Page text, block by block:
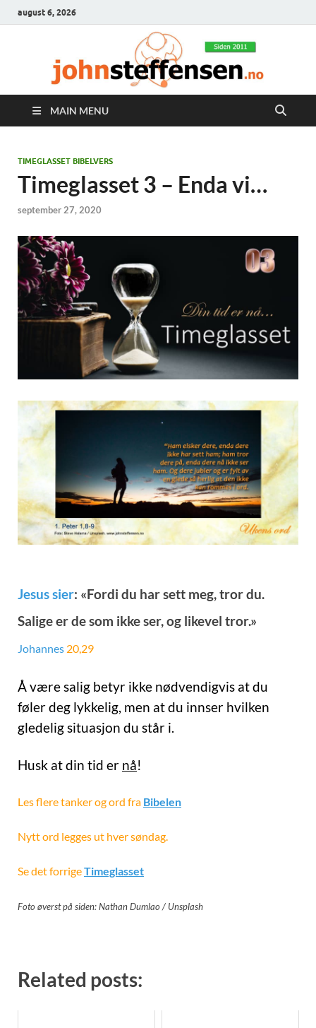
august 6, 2026
MAIN MENU
TIMEGLASSET BIBELVERS
Timeglasset 3 – Enda vi…
september 27, 2020
Jesus sier: «Fordi du har sett meg, tror du.
Salige er de som ikke ser, og likevel tror.»
Johannes 20,29
Å være salig betyr ikke nødvendigvis at du
føler deg lykkelig, men at du innser hvilken
gledelig situasjon du står i.
Husk at din tid er nå!
Les flere tanker og ord fra Bibelen
Nytt ord legges ut hver søndag.
Se det forrigeTimeglasset
Foto øverst på siden: Nathan Dumlao / Unsplash
Related posts: